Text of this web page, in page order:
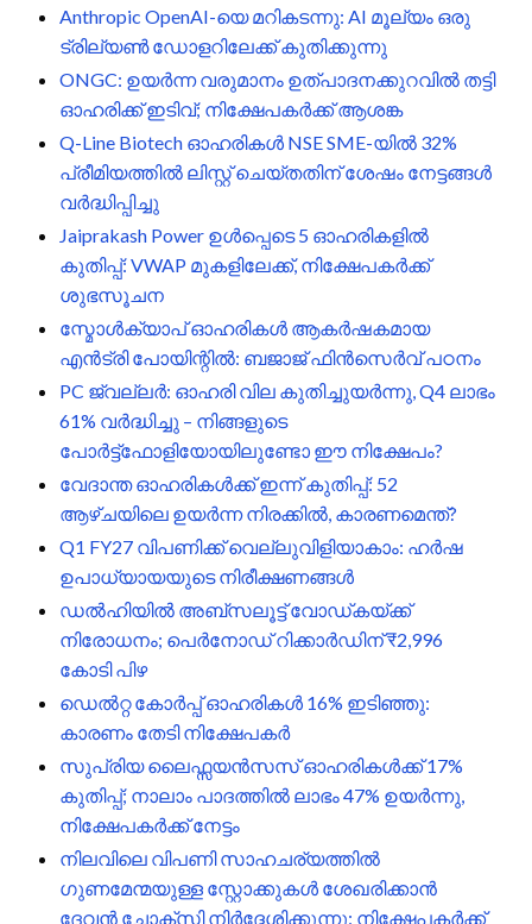
Anthropic OpenAI-യെ മറികടന്നു: AI മൂല്യം ഒരു
ട്രില്യൺ ഡോളറിലേക്ക് കുതിക്കുന്നു
ONGC: ഉയർന്ന വരുമാനം ഉത്പാദനക്കുറവിൽ തട്ടി
ഓഹരിക്ക് ഇടിവ്; നിക്ഷേപകർക്ക് ആശങ്ക
Q-Line Biotech ഓഹരികൾ NSE SME-യിൽ 32%
പ്രീമിയത്തിൽ ലിസ്റ്റ് ചെയ്തതിന് ശേഷം നേട്ടങ്ങൾ
വർദ്ധിപ്പിച്ചു
Jaiprakash Power ഉൾപ്പെടെ 5 ഓഹരികളിൽ
കുതിപ്പ്: VWAP മുകളിലേക്ക്, നിക്ഷേപകർക്ക്
ശുഭസൂചന
സ്മോൾക്യാപ് ഓഹരികൾ ആകർഷകമായ
എൻട്രി പോയിന്റിൽ: ബജാജ് ഫിൻസെർവ് പഠനം
PC ജ്വല്ലർ: ഓഹരി വില കുതിച്ചുയർന്നു, Q4 ലാഭം
61% വർദ്ധിച്ചു – നിങ്ങളുടെ
പോർട്ട്‌ഫോളിയോയിലുണ്ടോ ഈ നിക്ഷേപം?
വേദാന്ത ഓഹരികൾക്ക് ഇന്ന് കുതിപ്പ്: 52
ആഴ്ചയിലെ ഉയർന്ന നിരക്കിൽ, കാരണമെന്ത്?
Q1 FY27 വിപണിക്ക് വെല്ലുവിളിയാകാം: ഹർഷ
ഉപാധ്യായയുടെ നിരീക്ഷണങ്ങൾ
ഡൽഹിയിൽ അബ്സലൂട്ട് വോഡ്കയ്ക്ക്
നിരോധനം; പെർനോഡ് റിക്കാർഡിന് ₹2,996
കോടി പിഴ
ഡെൽറ്റ കോർപ്പ് ഓഹരികൾ 16% ഇടിഞ്ഞു:
കാരണം തേടി നിക്ഷേപകർ
സുപ്രിയ ലൈഫ്സയൻസസ് ഓഹരികൾക്ക് 17%
കുതിപ്പ്; നാലാം പാദത്തിൽ ലാഭം 47% ഉയർന്നു,
നിക്ഷേപകർക്ക് നേട്ടം
നിലവിലെ വിപണി സാഹചര്യത്തിൽ
ഗുണമേന്മയുള്ള സ്റ്റോക്കുകൾ ശേഖരിക്കാൻ
ദേവൻ ചോക്സി നിർദ്ദേശിക്കുന്നു: നിക്ഷേപകർക്ക്